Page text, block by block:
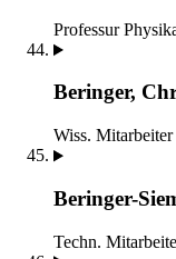
Professur
Beringer,
Wiss. Mitarbeiter
Beringer-
Techn.